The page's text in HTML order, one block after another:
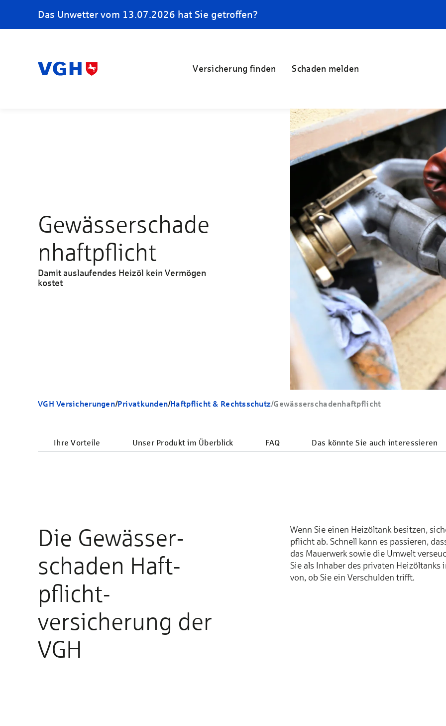
Das Unwetter vom 13.07.2026 hat Sie getroffen?
Versicherung finden Schaden melden
Gewässerschade
n­haftpflicht
Damit auslaufendes Heizöl kein Vermögen
kostet
VGH Versicherungen/Privatkunden/Haftpflicht & Rechtsschutz/Gewässerschaden­haftpflicht
Ihre Vorteile Unser Produkt im Überblick FAQ Das könnte Sie auch interessieren
Die Ge­wässer­
scha­den Haft­
pflicht­
versicherung der
VGH
Wenn Sie einen Heiz­­öl­­tank be­­sit­­zen,
pflicht ab. Schnell kann es pas­­sie­­ren,
das Mauer­­werk so­­wie die Um­­welt
Sie als In­­ha­­ber des pri­­va­­ten
von, ob Sie ein Ver­­schul­­den trifft.